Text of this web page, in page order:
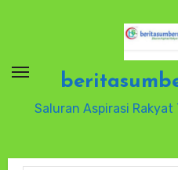
Saluran Aspirasi Rakyat